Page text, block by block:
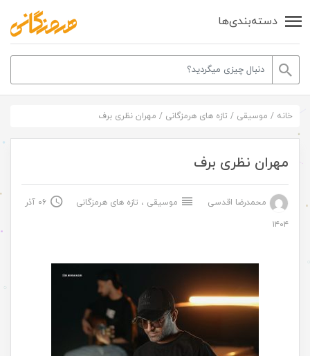
دسته‌بندی‌ها
خانه / موسیقی / تازه های هرمزگانی / مهران نظری برف
مهران نظری برف
محمدرضا اقدسی موسیقی ، تازه های هرمزگانی
۰۶ آذر
۱۴۰۴